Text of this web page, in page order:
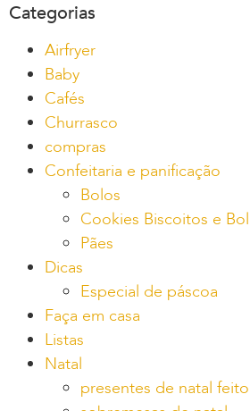
Categorias
Airfryer
Baby
Cafés
Churrasco
compras
Confeitaria e panificação
Bolos
Cookies Biscoitos e
Pães
Dicas
Especial de páscoa
Faça em casa
Listas
Natal
presentes de natal